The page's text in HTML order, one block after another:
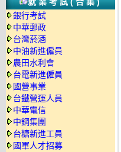
銀行考試
中華郵政
台灣菸酒
中油新進僱員
農田水利會
台電新進僱員
國營事業
台鐵營運人員
中華電信
中鋼集團
台糖新進工員
國軍人才招募